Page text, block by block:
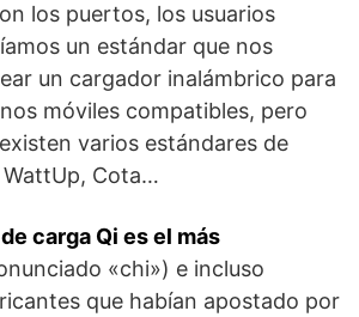
los puertos, los usuarios
un estándar que nos
un cargador inalámbrico para
móviles compatibles, pero
varios estándares de
WattUp, Cota…
carga Qi es el más
«chi») e incluso
que habían apostado por